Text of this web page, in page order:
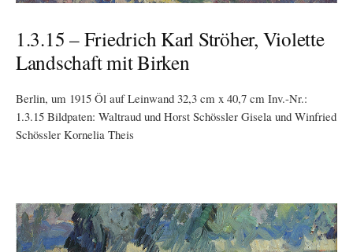
1.3.15 – Friedrich Karl Ströher, Violette
Landschaft mit Birken
Berlin, um 1915 Öl auf Leinwand 32,3 cm x 40,7 cm Inv.-Nr.:
1.3.15 Bildpaten: Waltraud und Horst Schössler Gisela und Winfried
Schössler Kornelia Theis